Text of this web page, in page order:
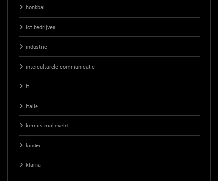
honkbal
ict bedrijven
industrie
interculturele communicatie
it
italie
kermis malieveld
kinder
klarna